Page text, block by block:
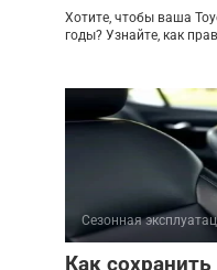
Хотите, чтобы ваша
годы? Узнайте, как
Сезонная
Как